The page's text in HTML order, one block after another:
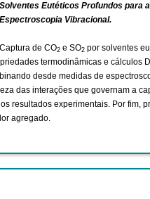
Solventes Eutéticos Profundos para
Espectroscopia Vibracional.
Captura de CO2 e SO2 por solventes
termodinâmicas e cálculos
desde medidas de
das interações que governam a
resultados experimentais. Por fim,
agregado.